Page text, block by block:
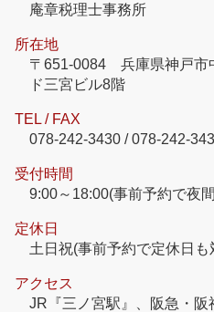
庵章税理士事務所
所在地
〒651-0084 兵庫県神戸市
ド三宮ビル8階
TEL / FAX
078-242-3430 / 078-242-
受付時間
9:00～18:00(事前予約で夜
定休日
土日祝(事前予約で定休日
アクセス
JR『三ノ宮駅』、阪急・